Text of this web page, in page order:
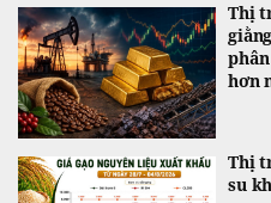
Thị
hơn
Thị
su